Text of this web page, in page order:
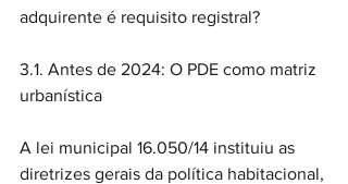
adquirente é requisito registral?
3.1. Antes de 2024: O PDE como matriz
urbanística
A lei municipal 16.050/14 instituiu as
diretrizes gerais da política habitacional,